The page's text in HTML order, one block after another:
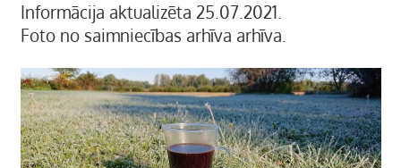
Informācija aktualizēta 25.07.2021.
Foto no saimniecības arhīva arhīva.